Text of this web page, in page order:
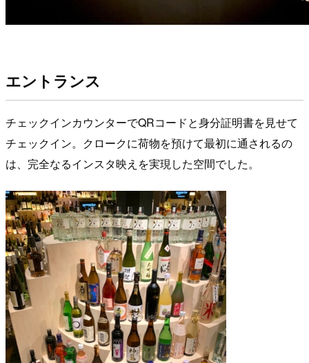
エントランス
チェックインカウンターでQRコードと身分証明書を見せて
チェックイン。クロークに荷物を預けて最初に通されるの
は、完全なるインスタ映えを実現した空間でした。